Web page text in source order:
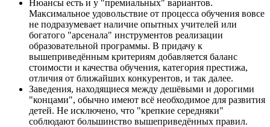
Нюансы есть и у "премиальных" вариантов.
Максимальное удовольствие от процесса обучения вовсе
не подразумевает наличие опытных учителей или
богатого "арсенала" инструментов реализации
образовательной программы. В придачу к
вышеприведённым критериям добавляется баланс
стоимости и качества обучения, категория престижа,
отличия от ближайших конкурентов, и так далее.
Заведения, находящиеся между дешёвыми и дорогими
"концами", обычно имеют всё необходимое для развития
детей. Не исключено, что "крепкие середняки"
соблюдают большинство вышеприведённых правил.